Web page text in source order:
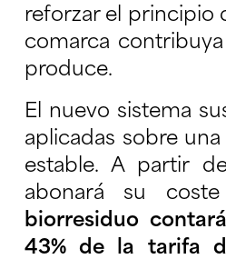
reforzar el principio
comarca
produce.
El nuevo sistema
aplicadas sobre
estable. A partir
abonará su
biorresiduo
43% de la tarifa